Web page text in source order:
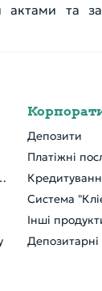
та
Депозити
Платіжні
Система
Інші
Депозитарні